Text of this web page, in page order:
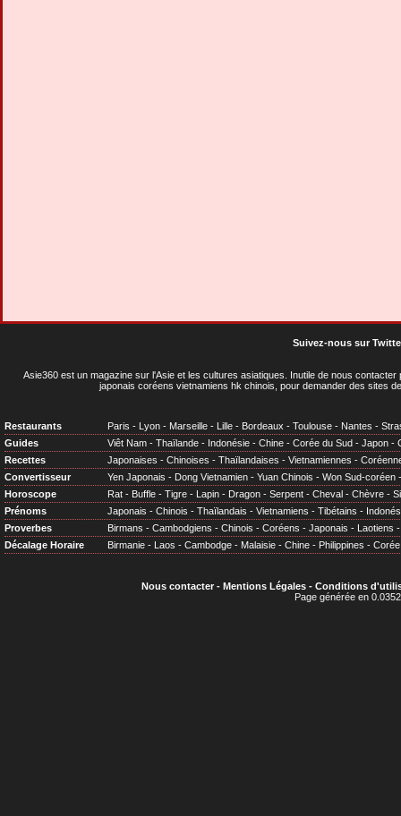
Suivez-nous sur
Asie360 est un magazine sur l'Asie et les cultures asiatiques . Inutile de nous
japonais coréens vietnamiens hk chinois, pour demander des sites
Restaurants Paris - Lyon - Marseille - Lille - Bordeaux - Toulouse - Nantes -
Guides
Viêt Nam - Thaïlande - Indonésie - Chine - Corée du Sud - Japon -
Recettes
Japonaises - Chinoises - Thaïlandaises - Vietnamiennes -
Convertisseur
Yen Japonais - Dong Vietnamien - Yuan Chinois - Won Sud-coréen
Horoscope
Rat - Buffle - Tigre - Lapin - Dragon - Serpent - Cheval - Chèvre -
Prénoms
Japonais - Chinois - Thaïlandais - Vietnamiens - Tibétains -
Proverbes
Birmans - Cambodgiens - Chinois - Coréens - Japonais - Laotiens
Décalage Horaire
Birmanie - Laos - Cambodge - Malaisie - Chine - Philippines - Corée
Nous contacter- Mentions Légales- Conditions
Page générée en